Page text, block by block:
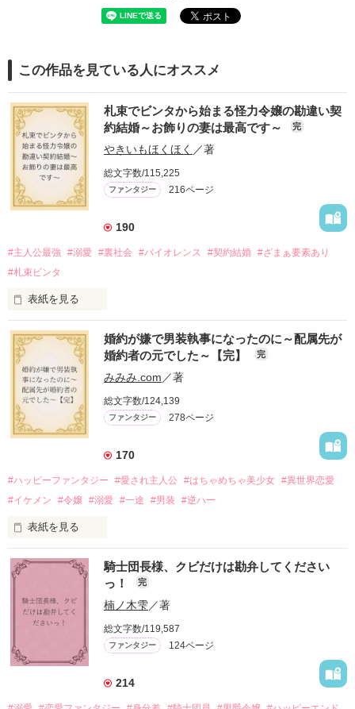
この作品を見ている人にオススメ
札束でビンタから始まる怪力令嬢の勘違い契
約結婚～お飾りの妻は最高です～
完
やきいもほくほく ／著
総文字数/115,225
ファンタジー 216ページ
190
#主人公最強 #溺愛 #裏社会 #バイオレンス #契約結婚 #ざまぁ要素あり
#札束ビンタ
表紙を見る
かつては英雄と呼ばれた父は事業で失敗ばかり。
そのせいで極貧生活を送るオリヴィア・ディルムーンは、母が
倒れたことをきっかけに娼婦になり稼ごうと屋敷を飛び出し
た。
娼館（たぶん）の店主は札束でビンタしてくる謎の男。
金と引き換えに雇われたと思いきや……契約結婚だった！？
裏社会を牛耳るロベールは仮面をつけており、謎が多いが幸せ
な結婚生活を満喫中。
そこでロベールを慕うアリスに一方的に敵視され、嫌がらせを
勘違いから始まる初夜騒動に危険ばかりの血まみれ新婚生活。
出会いは最悪、結婚生活は最高……？
愛を知らない公爵と天然怪力令嬢の溺愛バイオレンスラブコメ
ディです。
＊この世界のお金はお札にさせてください。
＊なろう、カクヨム、アルファポリス掲載中
婚約が嫌で男装執事になったのに～配属先が
婚約者の元でした～【完】
完
みみみ.com ／著
総文字数/124,139
ファンタジー 278ページ
170
#ハッピーファンタジー #愛され主人公 #はちゃめちゃ美少女 #異世界恋愛
#イケメン
#令嬢 #溺愛 #一途 #男装 #逆ハー
表紙を見る
＼異世界ラブコメ×ハッピーファンタジー／
「いやっほぉぉおお〜い！！！！」
バンジーした侯爵令嬢の先にいたのは
甘いマスクの公爵様の頭上でした
騎士団長様、クビだけは勘弁してください
っ！
完
楠ノ木雫／著
総文字数/119,587
ファンタジー 124ページ
214